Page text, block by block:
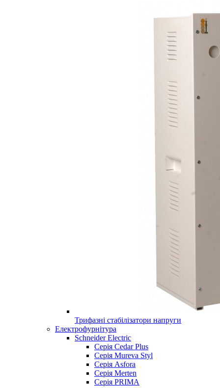
Трифазні стабілізатори напруги
Електрофурнітура
Schneider Electric
Серія Cedar Plus
Серія Mureva Styl
Серія Asfora
Серія Merten
Серія PRIMA